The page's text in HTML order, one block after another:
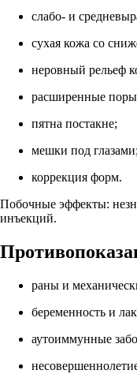
слабо- и
сухая кожа со
неровный рельеф
расширенные
пятна постакне;
мешки под
коррекция форм.
Побочные эффекты:
инъекций.
раны и
беременность и
аутоиммунные